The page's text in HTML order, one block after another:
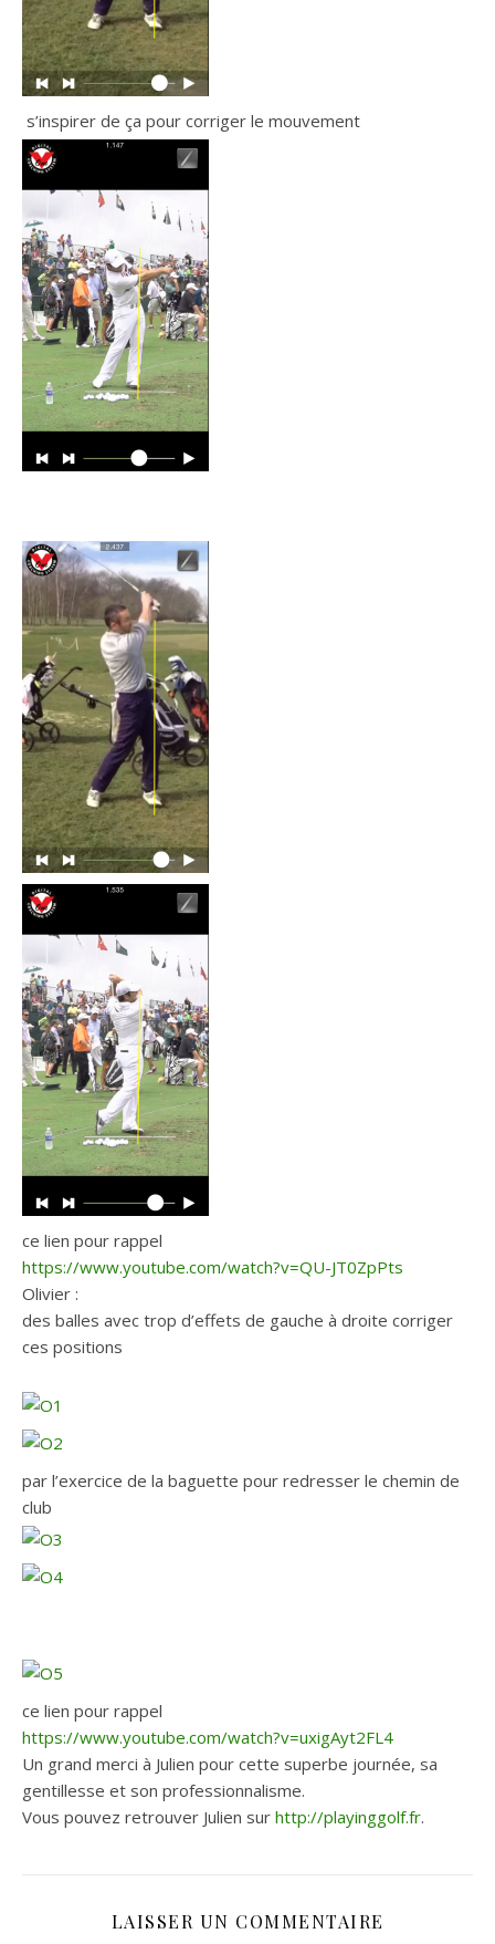
​ s’inspirer de ça pour corriger le mouvement
ce lien pour rappel
https://www.youtube.com/watch?v=QU-JT0ZpPts
Olivier :
des balles avec trop d’effets de gauche à droite corriger
ces positions
par l’exercice de la baguette pour redresser le chemin de
club
ce lien pour rappel
https://www.youtube.com/watch?v=uxigAyt2FL4
Un grand merci à Julien pour cette superbe journée, sa
gentillesse et son professionnalisme.
Vous pouvez retrouver Julien sur http://playinggolf.fr.
LAISSER UN COMMENTAIRE